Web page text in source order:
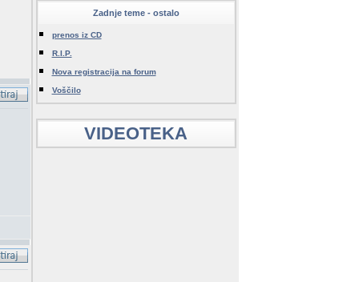
Zadnje teme - ostalo
prenos iz CD
R.I.P.
Nova registracija na forum
Voščilo
VIDEOTEKA